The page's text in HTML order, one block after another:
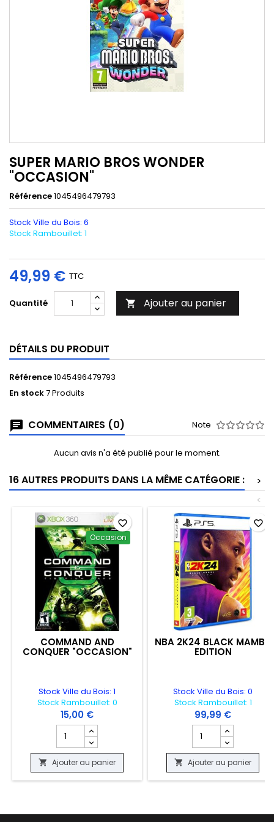
SUPER MARIO BROS WONDER
"OCCASION"
Référence1045496479793
Stock Ville du Bois: 6
Stock Rambouillet: 1
49,99 € TTC
Quantité  Ajouter au panier
DÉTAILS DU PRODUIT
Référence1045496479793
En stock7 Produits
COMMENTAIRES (0) Note
Aucun avis n'a été publié pour le moment.
16 AUTRES PRODUITS DANS LA MÊME CATÉGORIE :
>
<
Occasion
COMMAND AND
CONQUER "OCCASION"
Stock Ville du Bois: 1
Stock Rambouillet: 0
15,00 €
Champ quantité du produit COMMAND AND CONQUER
 Ajouter au panier
favorite_border
NBA 2K24 BLACK MAMBA
EDITION
Stock Ville du Bois: 0
Stock Rambouillet: 1
99,99 €
Champ quantité du
 Ajouter au panier
favorite_border